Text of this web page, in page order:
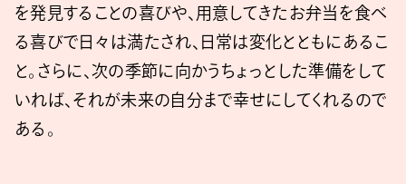
を発見することの喜びや、用意してきたお弁当を食べ
る喜びで日々は満たされ、日常は変化とともにあるこ
と。さらに、次の季節に向かうちょっとした準備をして
いれば、それが未来の自分まで幸せにしてくれるので
ある。